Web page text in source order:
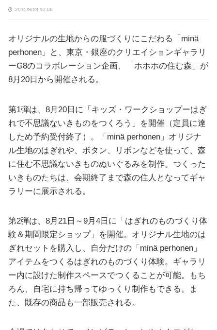
2015/8/18 10:06
オリジナルの生地からの服づくりにこだわる「minä
perhonen」と、東京・銀座のクリエイションギャラリ
ーG8のコラボレーション企画、「ホホホの住む森」が
8月20日から開催される。
第1弾は、8月20日に「キッズ・ワークショップーはぎ
れで不思議ないきものをつくろう」を開催（定員に達
しため予約受付終了）。「minä perhonen」オリジナ
ル生地のはぎれや、ボタン、リボンなどを使って、森
に住む不思議ないきものぬいぐるみを制作。つくった
いきものたちは、会期終了まで森の住人となってギャ
ラリーに展示される。
第2弾は、8月21日～9月4日に「はぎれのものづくり体
験＆期間限定ショップ」を開催。オリジナル生地のは
ぎれセットを購入し、自分だけの「minä perhonen」
アイテムをつくるはぎれのものづくり体験。ギャラリ
ー内に設けた制作スペースでつくることが可能。もち
ろん、自宅に持ち帰ってゆっくり制作もできる。ま
た、既存の商品も一部販売される。